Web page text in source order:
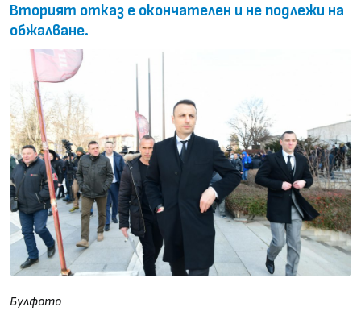
Вторият отказ е окончателен и не подлежи на
обжалване.
Булфото